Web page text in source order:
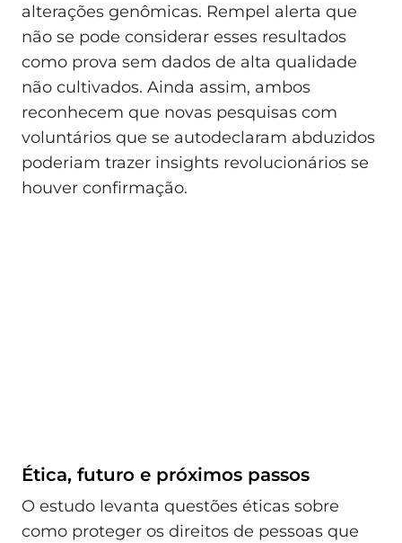
alterações genômicas. Rempel alerta que
não se pode considerar esses resultados
como prova sem dados de alta qualidade
não cultivados. Ainda assim, ambos
reconhecem que novas pesquisas com
voluntários que se autodeclaram abduzidos
poderiam trazer insights revolucionários se
houver confirmação.
Ética, futuro e próximos passos
O estudo levanta questões éticas sobre
como proteger os direitos de pessoas que